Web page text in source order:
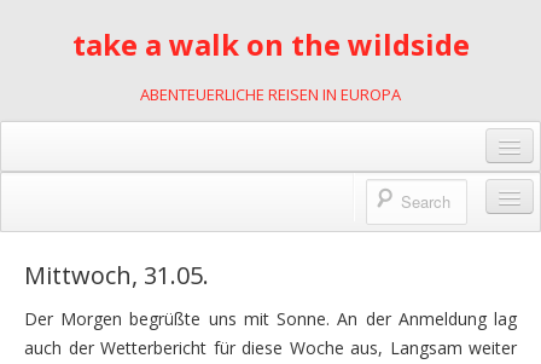
take a walk on the wildside
ABENTEUERLICHE REISEN IN EUROPA
Links
Kontakt
Impressum
mit Motorrädern durch Slowenien
Mittwoch, 31.05.
Der Morgen begrüßte uns mit Sonne. An der Anmeldung lag
auch der Wetterbericht für diese Woche aus, Langsam weiter